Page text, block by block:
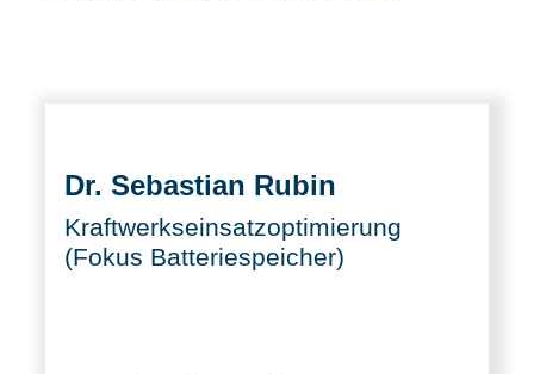
Dr. Sebastian Rubin
Kraftwerkseinsatzoptimierung
(Fokus Batteriespeicher)